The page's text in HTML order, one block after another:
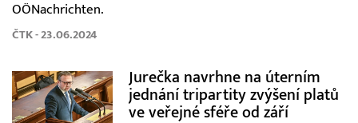
OÖNachrichten.
ČTK - 23.06.2024
Jurečka navrhne na úterním
jednání tripartity zvýšení platů
ve veřejné sféře od září